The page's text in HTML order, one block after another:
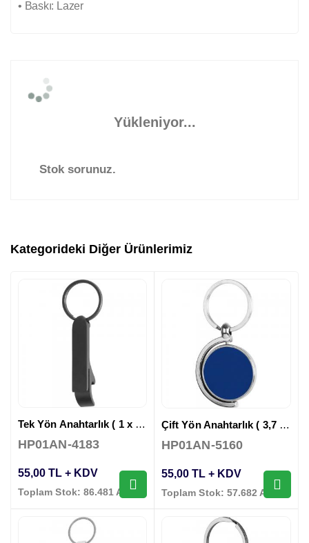
• Baskı: Lazer
Yükleniyor...
Stok sorunuz.
Kategorideki Diğer Ürünlerimiz
Tek Yön Anahtarlık ( 1 x 8,5 cm )
HP01AN-4183
55,00 TL + KDV
Toplam Stok: 86.481 Adet
Çift Yön Anahtarlık ( 3,7 x 7 cm )
HP01AN-5160
55,00 TL + KDV
Toplam Stok: 57.682 Adet